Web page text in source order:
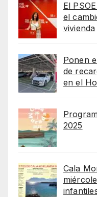
El
el
vivienda
Ponen
de
en el
2025
Cala